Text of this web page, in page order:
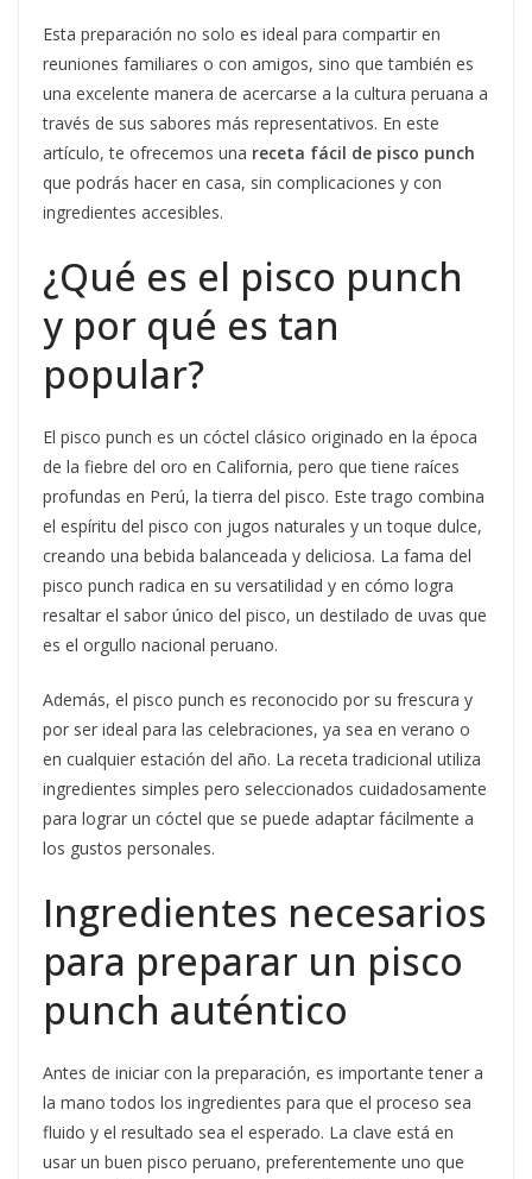
Esta preparación no solo es ideal para compartir en
reuniones familiares o con amigos, sino que también es
una excelente manera de acercarse a la cultura peruana a
través de sus sabores más representativos. En este
artículo, te ofrecemos una receta fácil de pisco punch
que podrás hacer en casa, sin complicaciones y con
ingredientes accesibles.
¿Qué es el pisco punch
y por qué es tan
popular?
El pisco punch es un cóctel clásico originado en la época
de la fiebre del oro en California, pero que tiene raíces
profundas en Perú, la tierra del pisco. Este trago combina
el espíritu del pisco con jugos naturales y un toque dulce,
creando una bebida balanceada y deliciosa. La fama del
pisco punch radica en su versatilidad y en cómo logra
resaltar el sabor único del pisco, un destilado de uvas que
es el orgullo nacional peruano.
Además, el pisco punch es reconocido por su frescura y
por ser ideal para las celebraciones, ya sea en verano o
en cualquier estación del año. La receta tradicional utiliza
ingredientes simples pero seleccionados cuidadosamente
para lograr un cóctel que se puede adaptar fácilmente a
los gustos personales.
Ingredientes necesarios
para preparar un pisco
punch auténtico
Antes de iniciar con la preparación, es importante tener a
la mano todos los ingredientes para que el proceso sea
fluido y el resultado sea el esperado. La clave está en
usar un buen pisco peruano, preferentemente uno que